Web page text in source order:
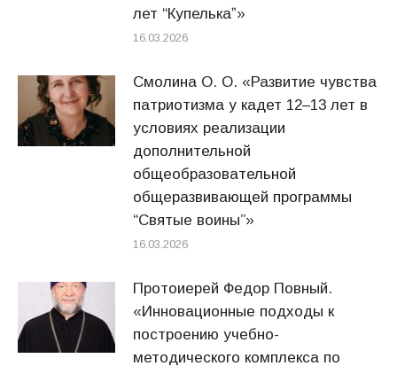
лет “Купелькаˮ»
16.03.2026
Смолина О. О. «Развитие чувства
патриотизма у кадет 12–13 лет в
условиях реализации
дополнительной
общеобразовательной
общеразвивающей программы
“Святые воины”»
16.03.2026
Протоиерей Федор Повный.
«Инновационные подходы к
построению учебно-
методического комплекса по